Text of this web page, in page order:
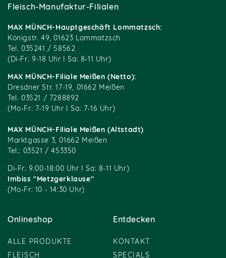
Fleisch-Manufaktur-Filialen
MAX MÜNCH-Hauptgeschäft Lommatzsch:
Königstr. 49, 01623 Lommatzsch
Tel. 035241 / 58562
(Di-Fr: 9-18 Uhr I Sa: 8-11 Uhr)
MAX MÜNCH-Filiale Meißen (Netto):
Dresdner Str. 17-19, 01662 Meißen
Tel. 03521 / 7288892
(Mo-Fr: 7-19 Uhr I Sa: 7-16 Uhr)
MAX MÜNCH-Filiale Meißen (Altstadt)
Marktgasse 3, 01662 Meißen
Tel.: 03521 / 453350
Di-Fr: 9:00-18:00 Uhr I Sa: 8-11 Uhr)
Imbiss "Metzgerklause"
(Mo-Fr: 10 - 14:30 Uhr)
Onlineshop
ALLE PRODUKTE
FLEISCH
Entdecken
KONTAKT
SPECIALS